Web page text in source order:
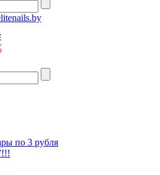
по 3 рубля